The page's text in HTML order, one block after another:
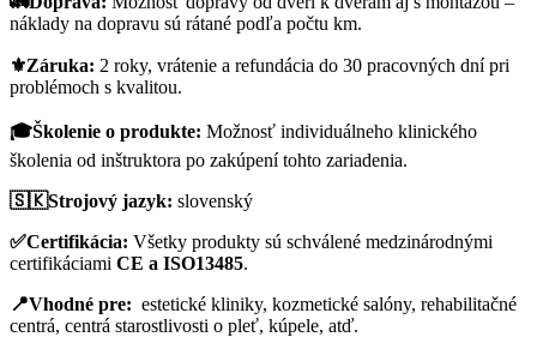
náklady na dopravu sú rátané podľa počtu km.
⚜️Záruka: 2 roky, vrátenie a refundácia do 30 pracovných dní pri
problémoch s kvalitou.
🎓Školenie o produkte: Možnosť individuálneho klinického
školenia od inštruktora po zakúpení tohto zariadenia.
🇸🇰Strojový jazyk: slovenský
✅Certifikácia: Všetky produkty sú schválené medzinárodnými
certifikáciami CE a ISO13485.
📍Vhodné pre: estetické kliniky, kozmetické salóny, rehabilitačné
centrá, centrá starostlivosti o pleť, kúpele, atď.